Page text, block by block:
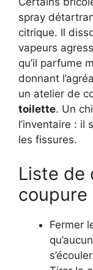
spray
citrique. Il
vapeurs
qu’il parfume
donnant
un atelier de
toilette. Un
l’inventaire : il
les fissures.
Liste de
coupure
Fermer